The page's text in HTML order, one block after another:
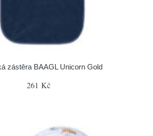
zástěra BAAGL Unicorn Gold
261 Kč